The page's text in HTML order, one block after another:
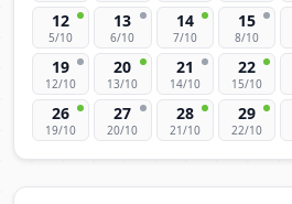
12
5/10
13
6/10
14
7/10
15
8/10
19
12/10
20
13/10
21
14/10
22
15/10
26
19/10
27
20/10
28
21/10
29
22/10